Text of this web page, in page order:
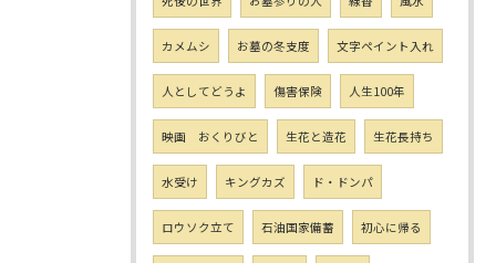
カメムシ お墓の冬支度 文字ペイント入れ
人としてどうよ 傷害保険 人生100年
映画 おくりびと 生花と造花 生花長持ち
水受け キングカズ ド・ドンパ
ロウソク立て 石油国家備蓄 初心に帰る